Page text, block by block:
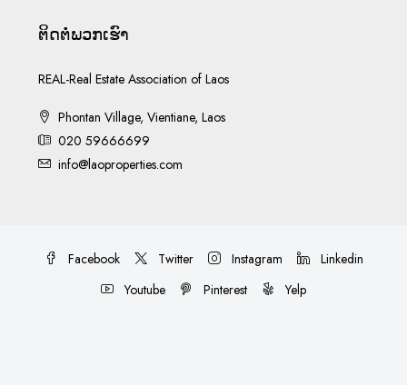
ຕິດ​ຕໍ່​ພວກ​ເຮົາ
REAL-Real Estate Association of Laos
Phontan Village, Vientiane, Laos
020 59666699
info@laoproperties.com
Facebook Twitter Instagram
Linkedin
Youtube
Pinterest Yelp